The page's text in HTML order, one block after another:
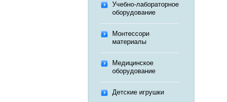
Учебно-лабораторное
оборудование
Монтессори
материалы
Медицинское
оборудование
Детские игрушки